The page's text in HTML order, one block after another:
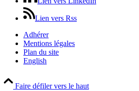
Lien vers Rss
Adhérer
Mentions légales
Plan du site
English
Faire défiler vers le haut